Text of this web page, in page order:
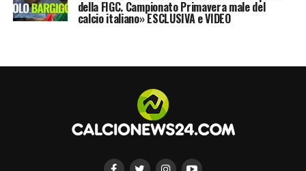
scontento il Genoa, con il presidente Enrico
LA PLAYLIST DELLE NOSTRE TOP NEWS
della FIGC. Campionato Primavera male del
calcio italiano» ESCLUSIVA e VIDEO